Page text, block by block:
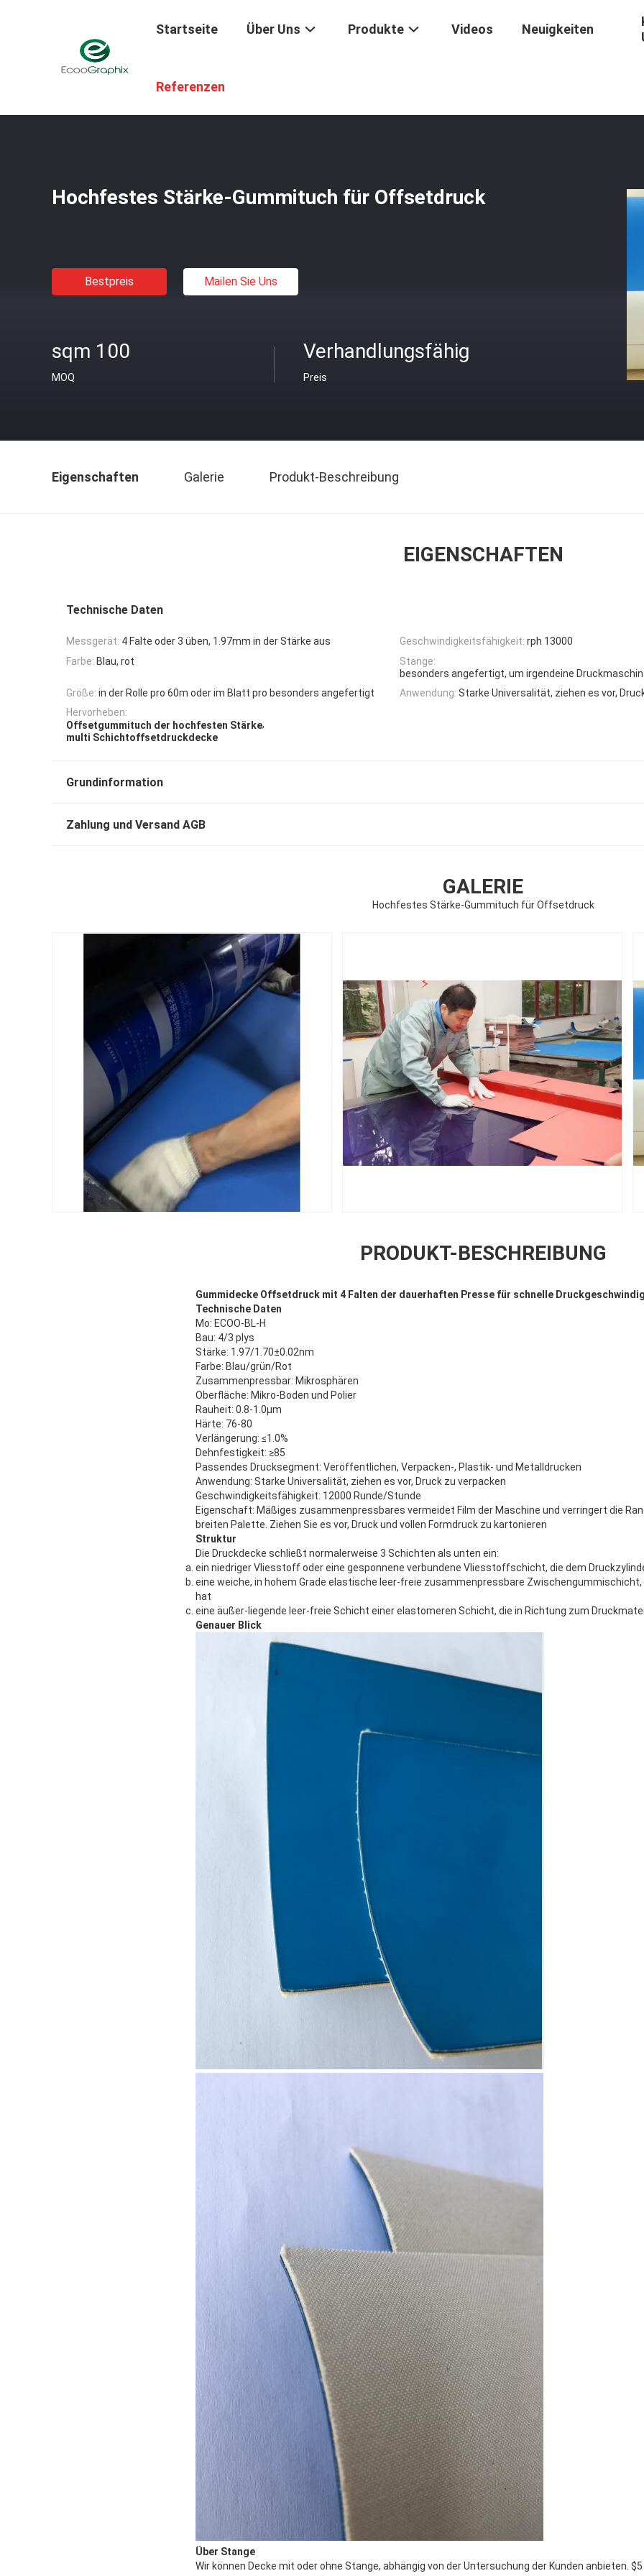
Startseite Über Uns Produkte Videos Neuigkeiten
Referenzen
/
Hochfestes Stärke-Gummituch für Offsetdruck
Bestpreis Mailen Sie Uns
sqm 100
MOQ
Verhandlungsfähig
Preis
Eigenschaften Galerie Produkt-Beschreibung
EIGENSCHAFTEN
Technische Daten
Messgerät: 4 Falte oder 3 üben, 1.97mm in der Stärke aus Geschwindigkeitsfähigkeit: rph 13000
Farbe: Blau, rot
Stange:
besonders angefertigt, um irgendeine
Größe: in der Rolle pro 60m oder im Blatt pro besonders angefertigt Anwendung: Starke Universalität, ziehen es vor,
Hervorheben:
Offsetgummituch der hochfesten Stärke,
multi Schichtoffsetdruckdecke
Grundinformation
Zahlung und Versand AGB
GALERIE
Hochfestes Stärke-Gummituch für Offsetdruck
PRODUKT-BESCHREIBUNG
Gummidecke Offsetdruck mit 4 Falten der dauerhaften Presse für schnelle
Technische Daten
Mo: ECOO-BL-H
Bau: 4/3 plys
Stärke: 1.97/1.70±0.02nm
Farbe: Blau/grün/Rot
Zusammenpressbar: Mikrosphären
Oberfläche: Mikro-Boden und Polier
Rauheit: 0.8-1.0μm
Härte: 76-80
Verlängerung: ≤1.0%
Dehnfestigkeit: ≥85
Passendes Drucksegment: Veröffentlichen, Verpacken-, Plastik- und Metalldrucken
Anwendung: Starke Universalität, ziehen es vor, Druck zu verpacken
Geschwindigkeitsfähigkeit: 12000 Runde/Stunde
Eigenschaft: Mäßiges zusammenpressbares vermeidet Film der Maschine und verringert die
breiten Palette. Ziehen Sie es vor, Druck und vollen Formdruck zu kartonieren
Struktur
Die Druckdecke schließt normalerweise 3 Schichten als unten ein:
ein niedriger Vliesstoff oder eine gesponnene verbundene Vliesstoffschicht, die dem
eine weiche, in hohem Grade elastische leer-freie zusammenpressbare Zwischengummischicht,
hat
eine äußer-liegende leer-freie Schicht einer elastomeren Schicht, die in Richtung zum
Genauer Blick
Über Stange
Wir können Decke mit oder ohne Stange, abhängig von der Untersuchung der Kunden anbieten.